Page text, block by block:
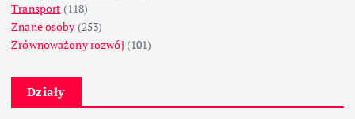
Transport (118)
Znane osoby (253)
Zrównoważony rozwój (101)
Działy